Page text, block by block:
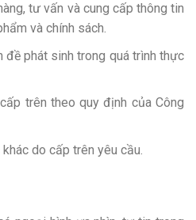
tư vấn và cung cấp thông tin
và chính sách.
đề phát sinh trong quá trình thực
trên theo quy định của Công
do cấp trên yêu cầu.